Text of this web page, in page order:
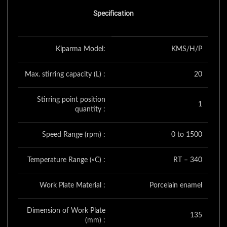
Specification
Kiparma Model: KMS/H/P
Max. stirring capacity (L) : 20
Stirring point position
quantity :
1
Speed Range (rpm) : 0 to 1500
Temperature Range (◦C) : RT – 340
Work Plate Material : Porcelain enamel
Dimension of Work Plate
(mm) :
135